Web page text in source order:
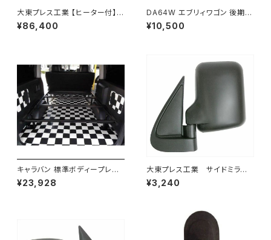
大東プレス工業 【ヒーター付】ハ
イウェイリモコンミラー DI-722
1CXE
¥86,400
DA64W エブリィワゴン 後期型
平成22年5月～ フロント バンパ
ー メッキ グリル セット PZター
¥10,500
キャラバン 標準ボディープレミ
アムＧＸ/ＧＸライダ～用ベッドキ
ットフレーム GZ100-1
¥23,928
大東プレス工業 サイドミラー/
バックミラー ダイハツ ハイ
ゼット トラック 左 99年～
¥3,240